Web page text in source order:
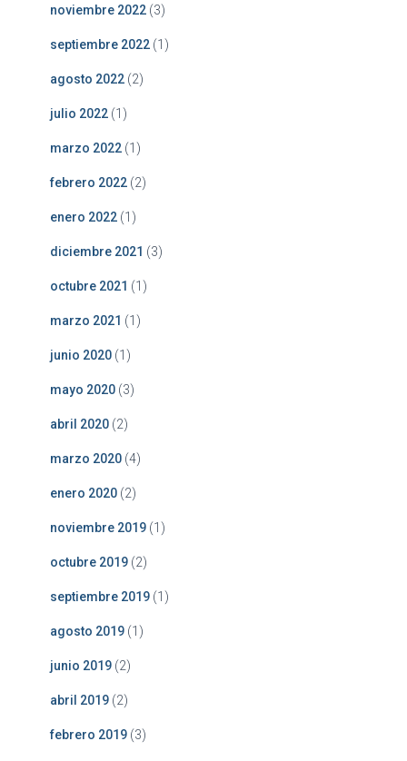
noviembre 2022 (3)
septiembre 2022 (1)
agosto 2022 (2)
julio 2022 (1)
marzo 2022 (1)
febrero 2022 (2)
enero 2022 (1)
diciembre 2021 (3)
octubre 2021 (1)
marzo 2021 (1)
junio 2020 (1)
mayo 2020 (3)
abril 2020 (2)
marzo 2020 (4)
enero 2020 (2)
noviembre 2019 (1)
octubre 2019 (2)
septiembre 2019 (1)
agosto 2019 (1)
junio 2019 (2)
abril 2019 (2)
febrero 2019 (3)